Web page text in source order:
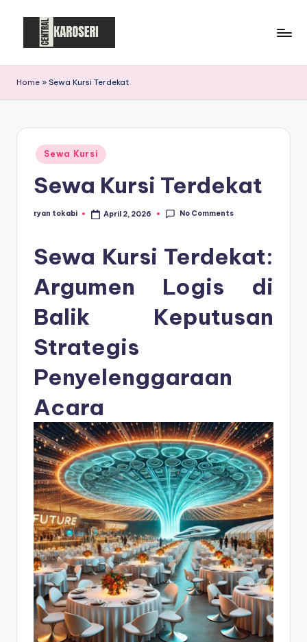
e
n
t
K
Home » Sewa Kursi Terdekat
Posted
in
Sewa Kursi
Sewa Kursi Terdekat
Posted
ryan tokabi April 2, 2026 No Comments
Sewa Kursi Terdekat:
Argumen Logis di
Balik Keputusan
Strategis
Penyelenggaraan
Acara